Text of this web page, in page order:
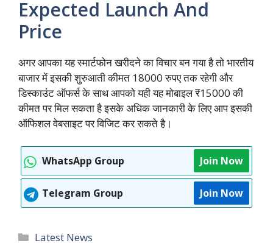
Expected Launch And
Price
अगर आपका यह स्मार्टफोन खरीदने का विचार बन गया है तो भारतीय
बाजार में इसकी शुरुआती कीमत 18000 रुपए तक रहेगी और
डिस्काउंट ऑफर्स के साथ आपको यही यह मोबाइल ₹15000 की
कीमत पर मिल सकता है इसके अधिक जानकारी के लिए आप इसकी
ऑफिशल वेबसाइट पर विजिट कर सकते है।
WhatsApp Group Join Now
Telegram Group Join Now
Categories
Latest News